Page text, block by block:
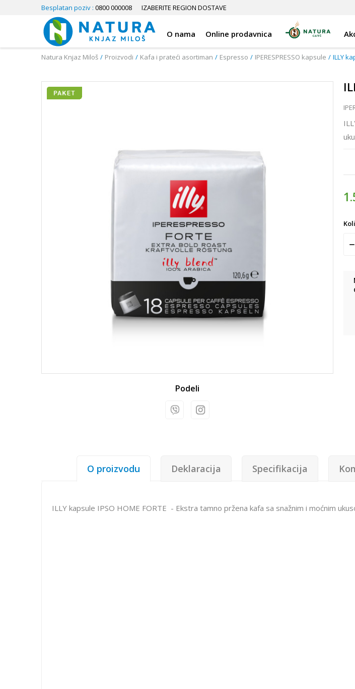
Besplatan poziv : 0800 000008 IZABERITE REGION DOSTAVE
O nama Online prodavnica
Natura Knjaz Miloš Proizvodi Kafa i prateći asortiman Espresso IPERESPRESSO kapsule ILLY
Podeli
O proizvodu Deklaracija Specifikacija
ILLY kapsule IPSO HOME FORTE - Ekstra tamno pržena kafa sa snažnim i moćnim